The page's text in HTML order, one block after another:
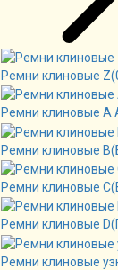
Ремни клиновые
Ремни клиновые А
Ремни клиновые
Ремни клиновые
Ремни клиновые
Ремни клиновые